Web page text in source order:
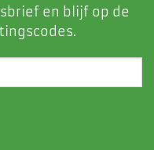
en blijf op de